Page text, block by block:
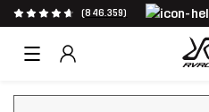
(846.359)